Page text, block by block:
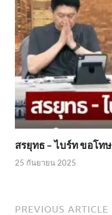
สรยุทธ – ไบร์ท ขอโท
25 กันยายน 2025
PREVIOUS ARTICLE